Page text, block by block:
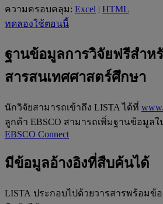
ความครอบคลุม: Excel | HTML
ทดลองใช้ตอนนี้
ฐานข้อมูลการวิจัยฟรีสำห
สารสนเทศศาสตร์ศึกษา
นักวิจัยสามารถเข้าถึง LISTA ได้ที่
ลูกค้า EBSCO สามารถเพิ่มฐานข้อมูล
EBSCO Connect
มีข้อมูลอ้างอิงที่สืบค้นได้
LISTA ประกอบไปด้วยวารสารพร้อมข้